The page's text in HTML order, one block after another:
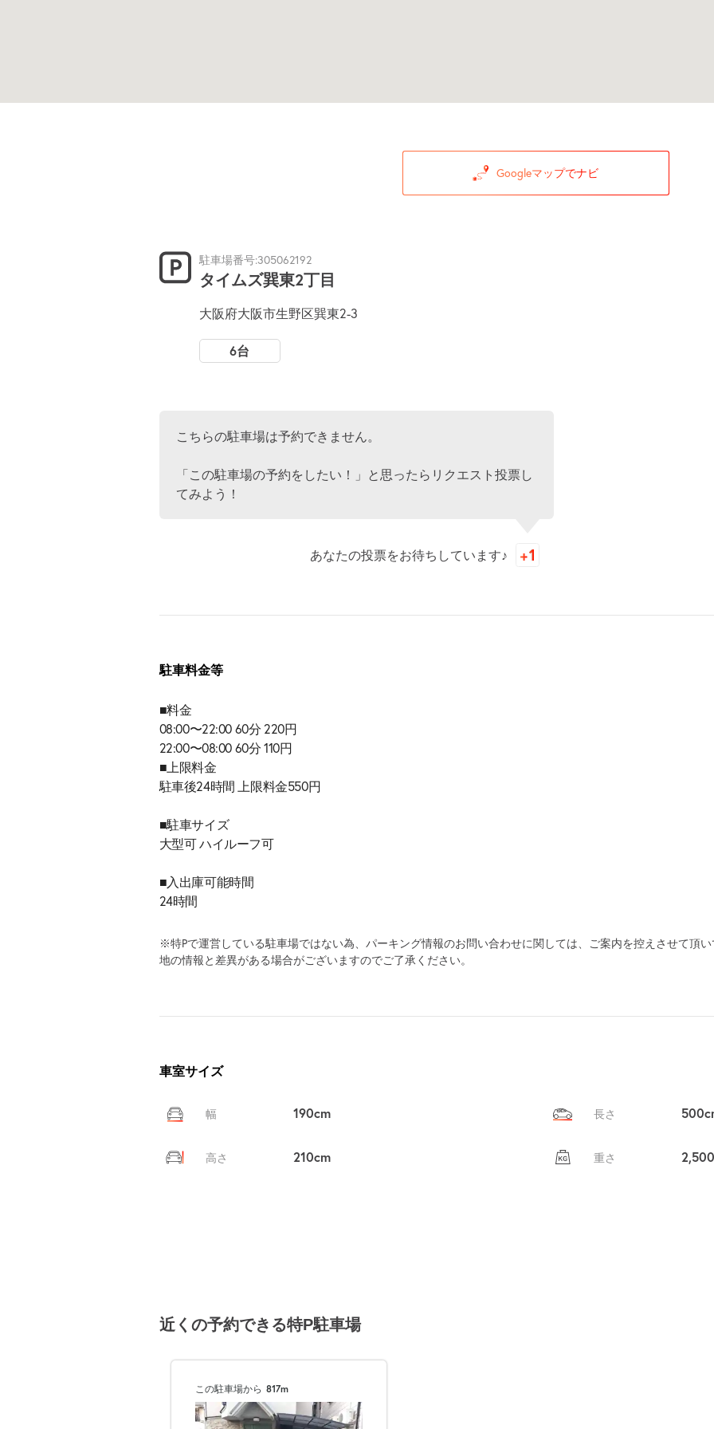
Googleマップでナビ
駐車場番号:305062192
タイムズ巽東2丁目
大阪府大阪市生野区巽東2-3
6台
こちらの駐車場は予約できません。
「この駐車場の予約をしたい！」と思ったらリクエスト投票し
てみよう！
あなたの投票をお待ちしています♪
駐車料金等
■料金
08:00〜22:00 60分 220円
22:00〜08:00 60分 110円
■上限料金
駐車後24時間 上限料金550円
■駐車サイズ
大型可 ハイルーフ可
■入出庫可能時間
24時間
※特Pで運営している駐車場ではない為、パーキング情報のお問い合わせに関しては、ご案内を控えさせて頂
地の情報と差異がある場合がございますのでご了承ください。
車室サイズ
幅 190cm 長さ
高さ 210cm 重さ
近くの予約できる特P駐車場
この駐車場から 817m